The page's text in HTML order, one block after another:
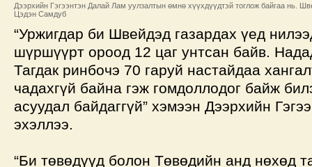
Дээрхийн Гэгээнтэн Далай Лам уулзалтын өмнө хүүхдүүдтэй тоглож байгаа нь.
Цэдэн Самдуб
“Уржигдар би Швейдэд газардах үед
шүршүүрт ороод 12 цаг унтсан байв.
Тагдак ринбочэ 70 гаруй настайдаа
чадахгүй байна гэж гомдоллодог байж
асуудал байдаггүй” хэмээн Дээрхийн
эхэллээ.
“Би төвөдүүд болон Төвөдийн анд нөхөд